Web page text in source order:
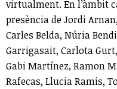
virtualment. En l’àmbit
presència de Jordi
Carles Belda, Núria
Garrigasait, Carlota
Gabi Martínez, Ramon
Rafecas, Llucia Ramis,